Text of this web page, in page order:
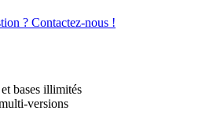
? Contactez‑nous !
bases illimités
versions